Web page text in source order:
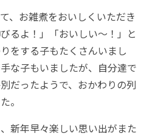
、お雑煮をおいしくいただき
るよ！」「おいしい～！」と
をする子もたくさんいまし
な子もいましたが、自分達で
だったようで、おかわりの列
。
新年早々楽しい思い出がまた